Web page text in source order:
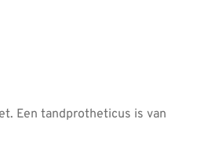
Een tandprotheticus is van